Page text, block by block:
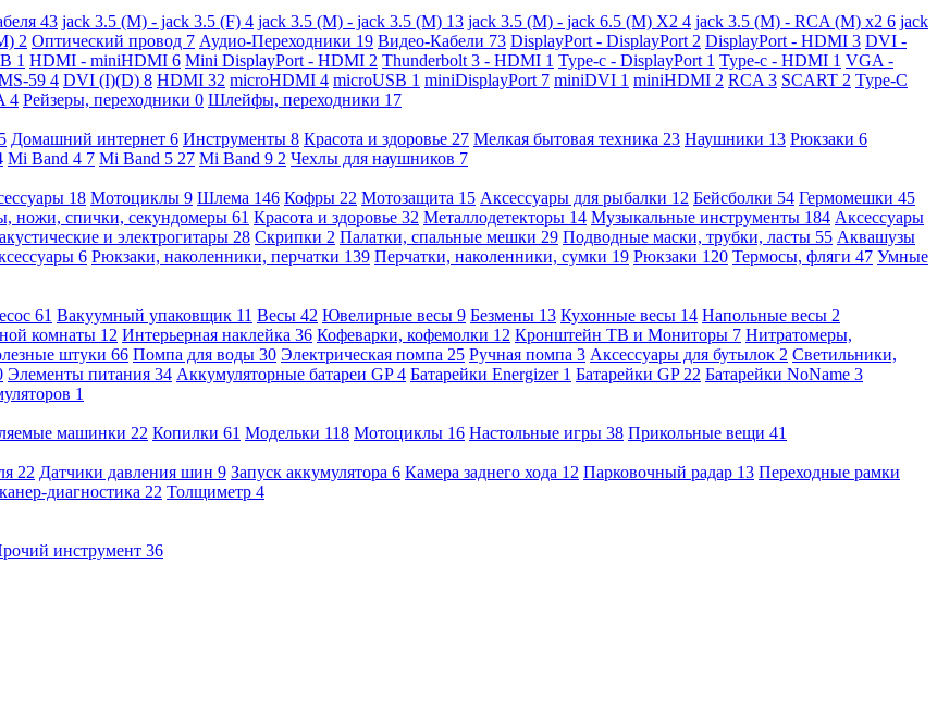
43 jack 3.5 (M) - jack 3.5 (F) 4 jack 3.5 (M) - jack 3.5 (M) 13 jack 3.5 (M) - jack 6.5 (M) X2 4 jack 3.5 (M) - RCA (M) x2 6 jack
2 Оптический провод 7 Аудио-Переходники 19 Видео-Кабели 73 DisplayPort - DisplayPort 2 DisplayPort - HDMI 3 DVI -
1 HDMI - miniHDMI 6 Mini DisplayPort - HDMI 2 Thunderbolt 3 - HDMI 1 Type-c - DisplayPort 1 Type-c - HDMI 1 VGA -
59 4 DVI (I)(D) 8 HDMI 32 microHDMI 4 microUSB 1 miniDisplayPort 7 miniDVI 1 miniHDMI 2 RCA 3 SCART 2 Type-C
4 Рейзеры, переходники 0 Шлейфы, переходники 17
5 Домашний интернет 6 Инструменты 8 Красота и здоровье 27 Мелкая бытовая техника 23 Наушники 13 Рюкзаки 6
Mi Band 4 7 Mi Band 5 27 Mi Band 9 2 Чехлы для наушников 7
18 Мотоциклы 9 Шлема 146 Кофры 22 Мотозащита 15 Аксессуары для рыбалки 12 Бейсболки 54 Гермомешки 45
ножи, спички, секундомеры 61 Красота и здоровье 32 Металлодетекторы 14 Музыкальные инструменты 184 Аксессуары
и электрогитары 28 Скрипки 2 Палатки, спальные мешки 29 Подводные маски, трубки, ласты 55 Аквашузы
6 Рюкзаки, наколенники, перчатки 139 Перчатки, наколенники, сумки 19 Рюкзаки 120 Термосы, фляги 47 Умные
61 Вакуумный упаковщик 11 Весы 42 Ювелирные весы 9 Безмены 13 Кухонные весы 14 Напольные весы 2
комнаты 12 Интерьерная наклейка 36 Кофеварки, кофемолки 12 Кронштейн ТВ и Мониторы 7 Нитратомеры,
штуки 66 Помпа для воды 30 Электрическая помпа 25 Ручная помпа 3 Аксессуары для бутылок 2 Светильники,
Элементы питания 34 Аккумуляторные батареи GP4 Батарейки Energizer 1 Батарейки GP 22 Батарейки NoName 3
1
машинки 22 Копилки 61 Модельки 118 Мотоциклы 16 Настольные игры 38 Прикольные вещи 41
22 Датчики давления шин 9 Запуск аккумулятора 6 Камера заднего хода 12 Парковочный радар 13 Переходные рамки
диагностика 22 Толщиметр 4
инструмент 36